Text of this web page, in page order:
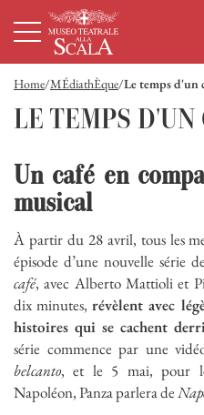
Page d'accueilNavigation principale
Home MÉdiathÈque Le temps d'un
LE TEMPS D'UN
Un café en
musical
À partir du 28 avril, tous les
épisode d’une nouvelle série
café, avec Alberto Mattioli et
dix minutes,révèlent avec
histoires qui se cachent
série commence par une
belcanto, et le 5 mai, pour
Napoléon, Panza parlera de